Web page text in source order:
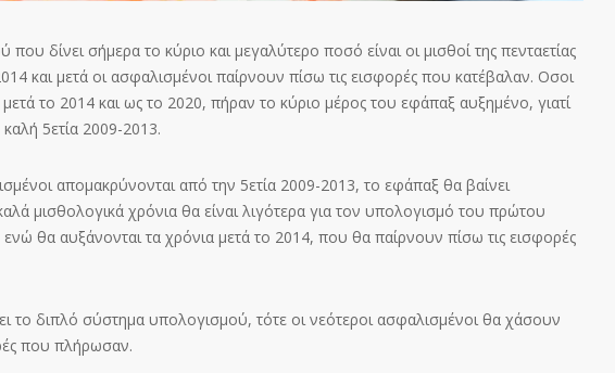
δίνει σήμερα το κύριο και μεγαλύτερο ποσό είναι οι μισθοί της πενταετίας
και μετά οι ασφαλισμένοι παίρνουν πίσω τις εισφορές που κατέβαλαν. Οσοι
το 2014 και ως το 2020, πήραν το κύριο μέρος του εφάπαξ αυξημένο, γιατί
5ετία 2009-2013.
απομακρύνονται από την 5ετία 2009-2013, το εφάπαξ θα βαίνει
μισθολογικά χρόνια θα είναι λιγότερα για τον υπολογισμό του πρώτου
θα αυξάνονται τα χρόνια μετά το 2014, που θα παίρνουν πίσω τις εισφορές
το διπλό σύστημα υπολογισμού, τότε οι νεότεροι ασφαλισμένοι θα χάσουν
που πλήρωσαν.